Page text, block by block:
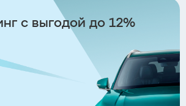
с выгодой до 12%